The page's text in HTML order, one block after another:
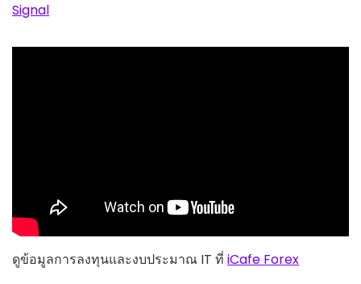
Signal
ดูข้อมูลการลงทุนและงบประมาณ IT ที่ iCafe Forex